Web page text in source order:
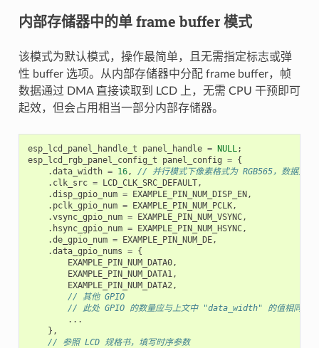
内部存储器中的单 frame buffer 模式
该模式为默认模式，操作最简单，且无需指定标志或弹
性 buffer 选项。从内部存储器中分配 frame buffer，帧
数据通过 DMA 直接读取到 LCD 上，无需 CPU 干预即可
起效，但会占用相当一部分内部存储器。
esp_lcd_panel_handle_t panel_handle = NULL;
esp_lcd_rgb_panel_config_t
panel_config = {
.data_width = 16,
// 并行模式下像素格式为 RGB565，数据宽
. clk_src = LCD_CLK_SRC_DEFAULT,
.disp_gpio_num = EXAMPLE_PIN_NUM_DISP_EN,
. pclk_gpio_num = EXAMPLE_PIN_NUM_PCLK,
.vsync_gpio_num = EXAMPLE_PIN_NUM_VSYNC,
. hsync_gpio_num = EXAMPLE_PIN_NUM_HSYNC,
.de_gpio_num = EXAMPLE_PIN_NUM_DE,
.data_gpio_nums = {
EXAMPLE_PIN_NUM_DATA0,
EXAMPLE_PIN_NUM_DATA1,
EXAMPLE_PIN_NUM_DATA2,
// 其他 GPIO
// 此处 GPIO 的数量应与上文中 "data_width" 的值相同
...
},
// 参照 LCD 规格书，填写时序参数